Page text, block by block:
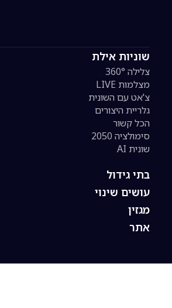
שוניות אילת
צלילה 360°
מצלמות LIVE
צ'אט עם השונית
גלריית היצורים
הכל קשור
סימולציה 2050
שונית AI
בתי גידול
עושים שינוי
מגזין
אתר